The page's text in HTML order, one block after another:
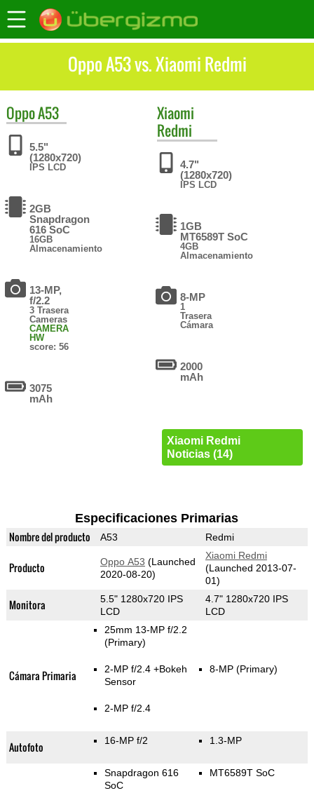
Oppo A53 vs. Xiaomi Redmi
OppoA53
5.5"
(1280x720)
IPS LCD
2GB
Snapdragon
616 SoC
16GB
Almacenamiento
13-MP,
f/2.2
3 Trasera
Cameras
CAMERA
HW
score: 56
3075
mAh
Xiaomi
Redmi
4.7"
(1280x720)
IPS LCD
1GB
MT6589T SoC
4GB
Almacenamiento
8-MP
1
Trasera
Cámara
2000
mAh
Xiaomi Redmi
Noticias (14)
Especificaciones Primarias
Nombre del producto A53 Redmi
Producto Oppo A53 (Launched
2020-08-20)
Xiaomi Redmi
(Launched 2013-07-
01)
Monitora
5.5" 1280x720 IPS
LCD
4.7" 1280x720 IPS
LCD
Cámara Primaria
25mm 13-MP f/2.2
(Primary)
2-MP f/2.4 +Bokeh
Sensor
2-MP f/2.4
8-MP (Primary)
Autofoto 16-MP f/2 1.3-MP
Snapdragon 616
SoC
MT6589T SoC